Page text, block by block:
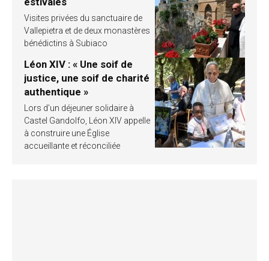
Visites privées du sanctuaire de
Vallepietra et de deux monastères
bénédictins à Subiaco
Léon XIV : « Une soif de
justice, une soif de charité
authentique »
Lors d’un déjeuner solidaire à
Castel Gandolfo, Léon XIV appelle
à construire une Église
accueillante et réconciliée